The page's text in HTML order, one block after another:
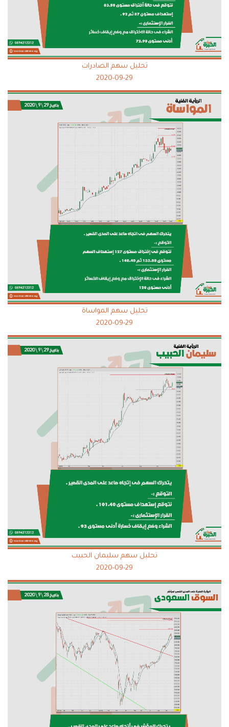
تحليل سهم الصادرات
2020-09-29
تحليل سهم المواساة
2020-09-29
تحليل سهم سليمان الحبيب
2020-09-29